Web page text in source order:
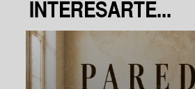
INTERESARTE...